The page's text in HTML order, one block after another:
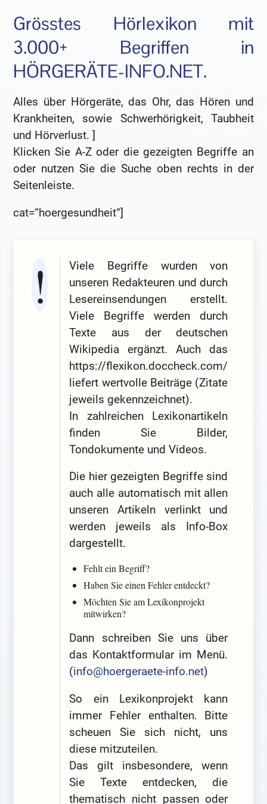
Grösstes Hörlexikon mit
3.000+ Begriffen in
HÖRGERÄTE-INFO.NET.
Alles über Hörgeräte, das Ohr, das Hören und
Krankheiten, sowie Schwerhörigkeit, Taubheit
und Hörverlust. ]
Klicken Sie A-Z oder die gezeigten Begriffe an
oder nutzen Sie die Suche oben rechts in der
Seitenleiste.
cat=“hoergesundheit“]
Viele Begriffe wurden von
unseren Redakteuren und durch
Lesereinsendungen erstellt.
Viele Begriffe werden durch
Texte aus der deutschen
Wikipedia ergänzt. Auch das
https://flexikon.doccheck.com/
liefert wertvolle Beiträge (Zitate
jeweils gekennzeichnet).
In zahlreichen Lexikonartikeln
finden Sie Bilder,
Tondokumente und Videos.
Die hier gezeigten Begriffe sind
auch alle automatisch mit allen
unseren Artikeln verlinkt und
werden jeweils als Info-Box
dargestellt.
Fehlt ein Begriff?
Haben Sie einen Fehler entdeckt?
Möchten Sie am Lexikonprojekt
mitwirken?
Dann schreiben Sie uns über
das Kontaktformular im Menü.
(info@hoergeraete-info.net)
So ein Lexikonprojekt kann
immer Fehler enthalten. Bitte
scheuen Sie sich nicht, uns
diese mitzuteilen.
Das gilt insbesondere, wenn
Sie Texte entdecken, die
thematisch nicht passen oder